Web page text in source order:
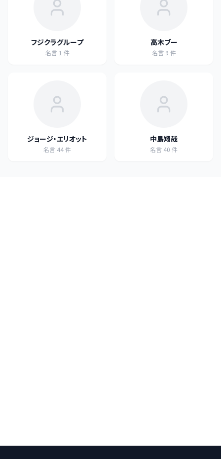
フジクラグループ
名言 1 件
高木ブー
名言 9 件
ジョージ・エリオット
名言 44件
中島翔哉
名言 40 件